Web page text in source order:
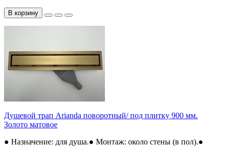
В корзину
Душевой трап Arianda поворотный/ под плитку 900 мм.
Золото матовое
● Назначение: для душа.● Монтаж: около стены (в пол).●